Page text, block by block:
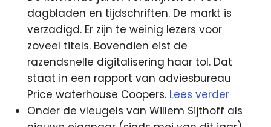
dagbladen en tijdschriften. De markt is
verzadigd. Er zijn te weinig lezers voor
zoveel titels. Bovendien eist de
razendsnelle digitalisering haar tol. Dat
staat in een rapport van adviesbureau
Price waterhouse Coopers. Lees verder
Onder de vleugels van Willem Sijthoff als